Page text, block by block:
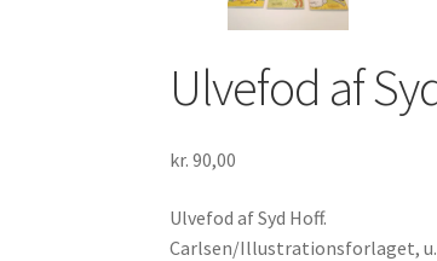
Ulvefod af
kr. 90,00
Ulvefod af Syd Hoff.
Carlsen/Illustrationsforlaget, u.